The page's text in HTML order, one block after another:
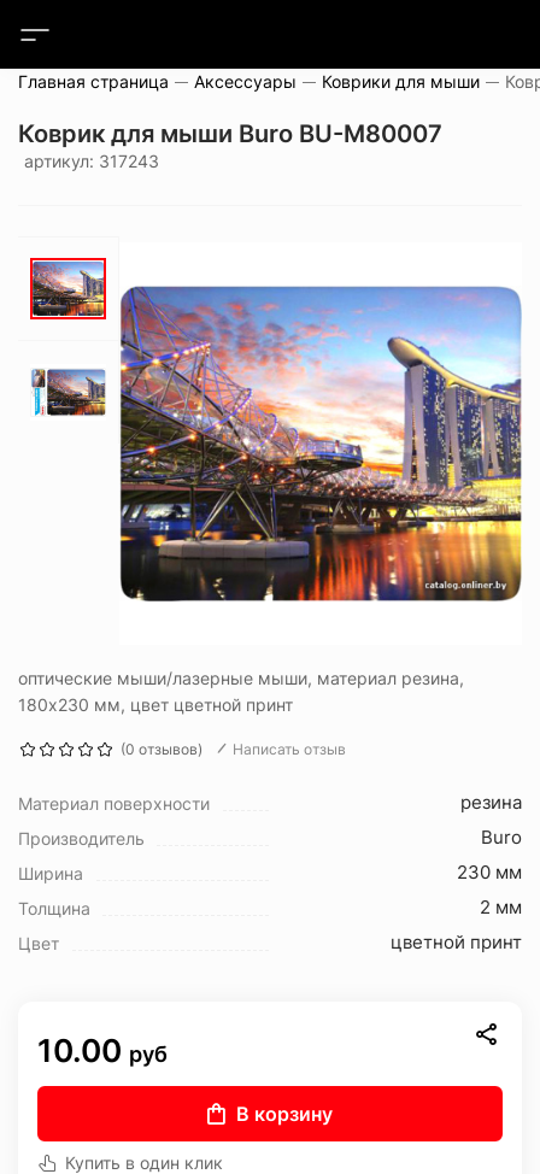
Главная страница Аксессуары Коврики для мыши
Коврик для мыши Buro BU-M80007
артикул: 317243
оптические мыши/лазерные мыши, материал резина,
180x230 мм, цвет цветной принт
(0 отзывов) Написать отзыв
Материал поверхности резина
Производитель Buro
Ширина 230 мм
Толщина 2 мм
Цвет цветной принт
10.00 руб
В корзину
Купить в один клик